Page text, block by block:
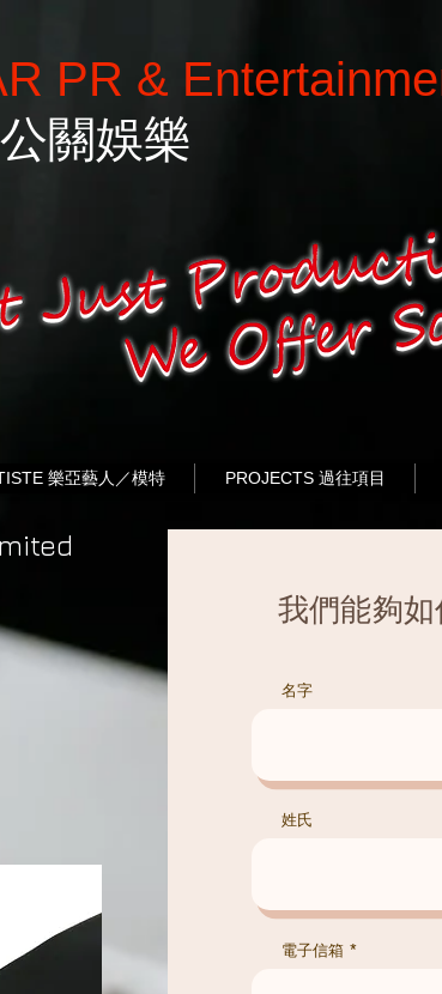
PR &
公關娛樂
樂亞藝人／模特 PROJECTS 過往項目
我們能夠
名字
姓氏
電子信箱